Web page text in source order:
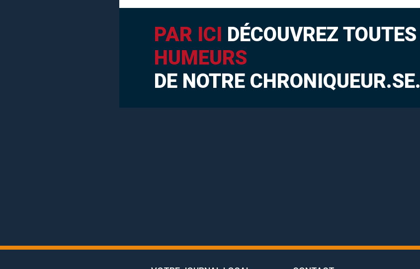
PAR ICI DÉCOUVREZ TOUTES
HUMEURS
DE NOTRE CHRONIQUEUR.SE.